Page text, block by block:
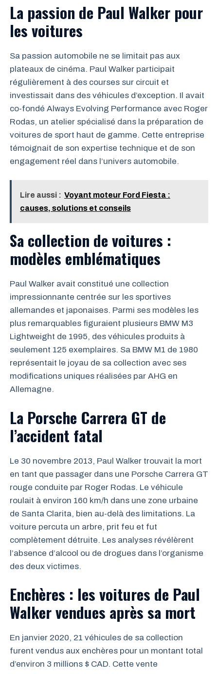
La passion de Paul Walker pour
les voitures
Sa passion automobile ne se limitait pas aux
plateaux de cinéma. Paul Walker participait
régulièrement à des courses sur circuit et
investissait dans des véhicules d’exception. Il avait
co-fondé Always Evolving Performance avec Roger
Rodas, un atelier spécialisé dans la préparation de
voitures de sport haut de gamme. Cette entreprise
témoignait de son expertise technique et de son
engagement réel dans l’univers automobile.
Lire aussi : Voyant moteur Ford Fiesta :
causes, solutions et conseils
Sa collection de voitures :
modèles emblématiques
Paul Walker avait constitué une collection
impressionnante centrée sur les sportives
allemandes et japonaises. Parmi ses modèles les
plus remarquables figuraient plusieurs BMW M3
Lightweight de 1995, des véhicules produits à
seulement 125 exemplaires. Sa BMW M1 de 1980
représentait le joyau de sa collection avec ses
modifications uniques réalisées par AHG en
Allemagne.
La Porsche Carrera GT de
l’accident fatal
Le 30 novembre 2013, Paul Walker trouvait la mort
en tant que passager dans une Porsche Carrera GT
rouge conduite par Roger Rodas. Le véhicule
roulait à environ 160 km/h dans une zone urbaine
de Santa Clarita, bien au-delà des limitations. La
voiture percuta un arbre, prit feu et fut
complètement détruite. Les analyses révélèrent
l’absence d’alcool ou de drogues dans l’organisme
des deux victimes.
Enchères : les voitures de Paul
Walker vendues après sa mort
En janvier 2020, 21 véhicules de sa collection
furent vendus aux enchères pour un montant total
d’environ 3 millions $ CAD. Cette vente